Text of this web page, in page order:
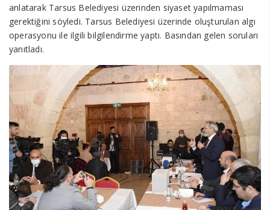
anlatarak Tarsus Belediyesi üzerinden siyaset yapılmaması
gerektiğini söyledi. Tarsus Belediyesi üzerinde oluşturulan algı
operasyonu ile ilgili bilgilendirme yaptı. Basından gelen soruları
yanıtladı.